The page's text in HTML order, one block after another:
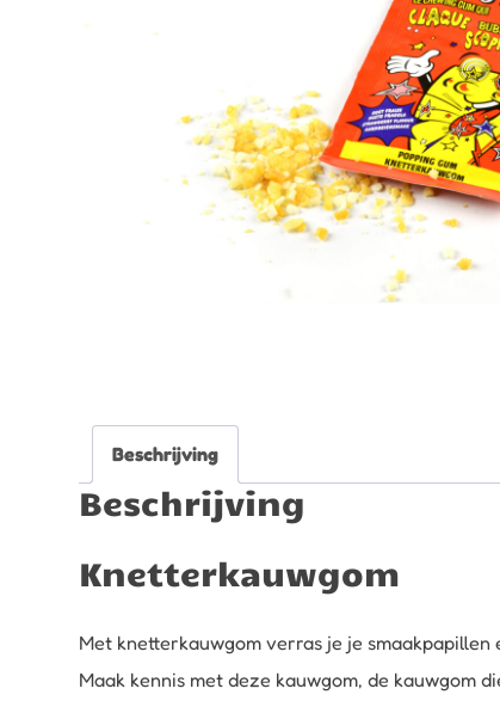
Beschrijving
Beschrijving
Knetterkauwgom
Met knetterkauwgom verras je je
Maak kennis met deze kauwgom, de kauwgom